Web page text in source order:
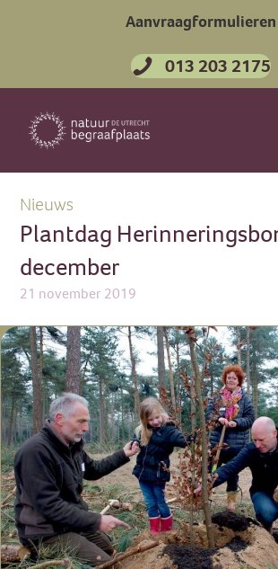
Aanvraagformulieren
013 203 2175
Nieuws
Plantdag
december
21 november 2019